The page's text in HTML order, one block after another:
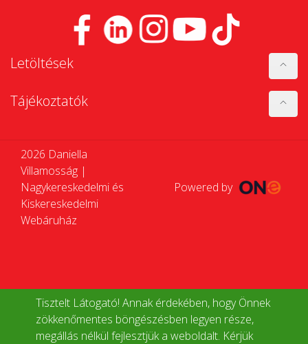
Tisztelt Látogató! Annak érdekében, hogy Önnek
zökkenőmentes böngészésben legyen része,
megállás nélkül fejlesztjük a weboldalt. Kérjük
Letöltések
Tájékoztatók
2026 Daniella
Villamosság |
Nagykereskedelmi és
Kiskereskedelmi
Webáruház
Powered by